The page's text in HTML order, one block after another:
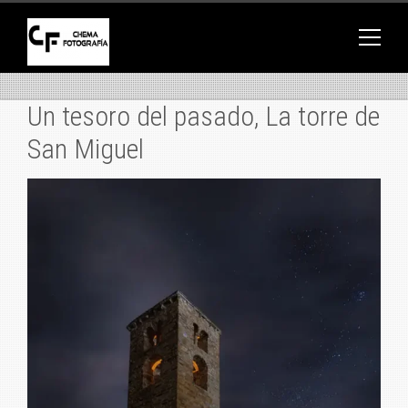
Un tesoro del pasado, La torre de
San Miguel